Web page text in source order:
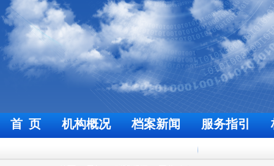
首 页 机构概况 档案新闻 服务指引
欢迎来到福州档案信息网